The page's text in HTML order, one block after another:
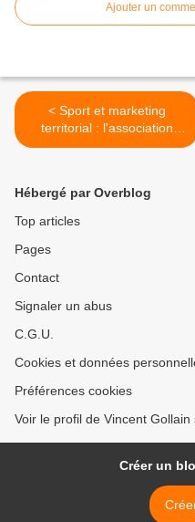
Ajouter un
< Sport et marketing
territorial : l'association
vertueuse
Hébergé par Overblog
Top articles
Pages
Contact
Signaler un abus
C.G.U.
Cookies et données
Préférences cookies
Voir le profil de Vincent
Créer un